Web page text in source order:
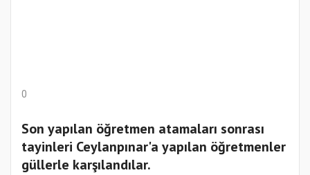
0
Son yapılan öğretmen atamaları sonrası
tayinleri Ceylanpınar'a yapılan öğretmenler
güllerle karşılandılar.